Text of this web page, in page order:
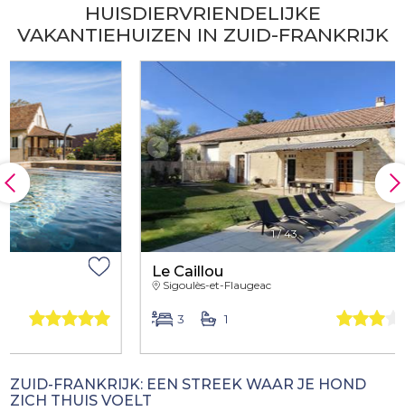
HUISDIERVRIENDELIJKE
VAKANTIEHUIZEN IN ZUID-FRANKRIJK
1/43
Le Caillou
3 1 5
ZUID-FRANKRIJK: EEN STREEK WAAR JE HOND
ZICH THUIS VOELT